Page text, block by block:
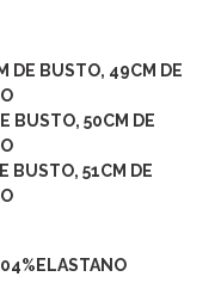
DE BUSTO, 49CM DE
BUSTO, 50CM DE
BUSTO, 51CM DE